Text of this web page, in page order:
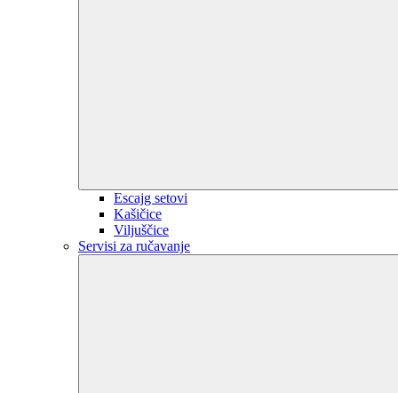
Escajg setovi
Kašičice
Viljuščice
Servisi za ručavanje